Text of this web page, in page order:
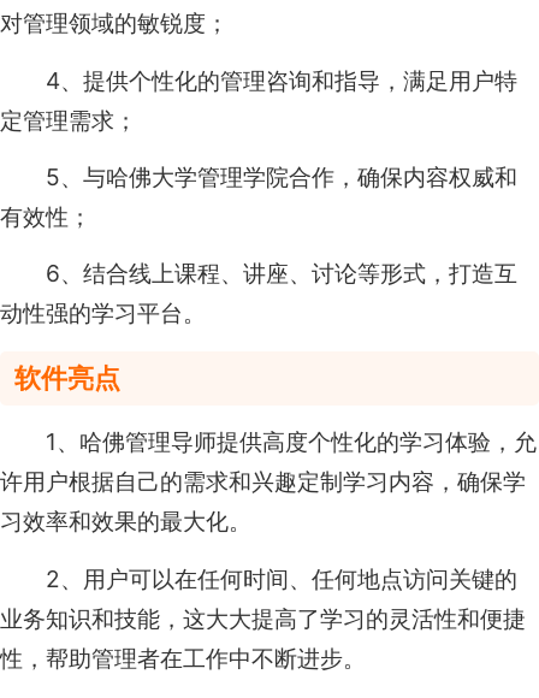
对管理领域的敏锐度；
4、提供个性化的管理咨询和指导，满足用户特
定管理需求；
5、与哈佛大学管理学院合作，确保内容权威和
有效性；
6、结合线上课程、讲座、讨论等形式，打造互
动性强的学习平台。
软件亮点
1、哈佛管理导师提供高度个性化的学习体验，允
许用户根据自己的需求和兴趣定制学习内容，确保学
习效率和效果的最大化。
2、用户可以在任何时间、任何地点访问关键的
业务知识和技能，这大大提高了学习的灵活性和便捷
性，帮助管理者在工作中不断进步。